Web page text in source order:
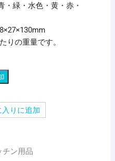
・緑・水色・黄・赤・
りの重量です。
入りに追加
チン用品